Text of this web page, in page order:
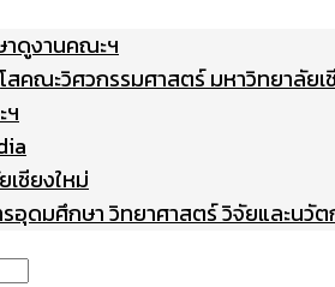
าดูงานคณะฯ
สคณะวิศวกรรมศาสตร์ มหาวิทยาลัยเ
ชียงใหม่
รอุดมศึกษา วิทยาศาสตร์ วิจัยและนวั